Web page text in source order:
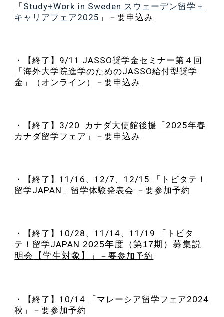
「 Study+Work in Sweden スウェーデン留学＋
キャリアフェア2025 」－要申込み
・【終了】9/11 JASSO奨学金セミナー第４回
「海外大学院進学のためのJASSO給付型奨学
金 」（オンライン）－要申込み
・【終了】 3/20 カナダ大使館後援「2025年春
カナダ留学フェア」－要申込み
・【終了】11/16、12/7、12/15
「トビタテ！
留学JAPAN」留学体験発表会 －要参加予約
・【終了】1 0/28、1 1/14、1 1/19
「トビタ
テ！留学JAPAN 2025年度（第17期）募集説
明会
【学⽣対象】 」－要参加予約
・【終了】10/14
「マレーシア留学フェア2024
秋」－要参加予約